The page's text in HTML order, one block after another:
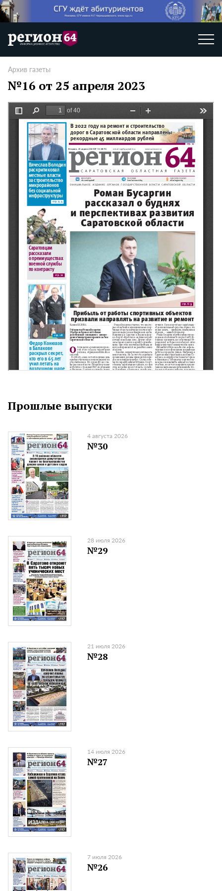
Архив газеты
№16 от 25 апреля 2023
Прошлые выпуски
4 августа 2026
№30
28 июля 2026
№29
21 июля 2026
№28
14 июля 2026
№27
7 июля 2026
№26